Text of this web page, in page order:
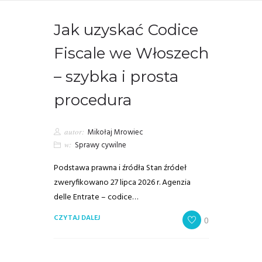
Jak uzyskać Codice
Fiscale we Włoszech
– szybka i prosta
procedura
autor: Mikołaj Mrowiec
w: Sprawy cywilne
Podstawa prawna i źródła Stan źródeł
zweryfikowano 27 lipca 2026 r. Agenzia
delle Entrate – codice…
CZYTAJ DALEJ 0